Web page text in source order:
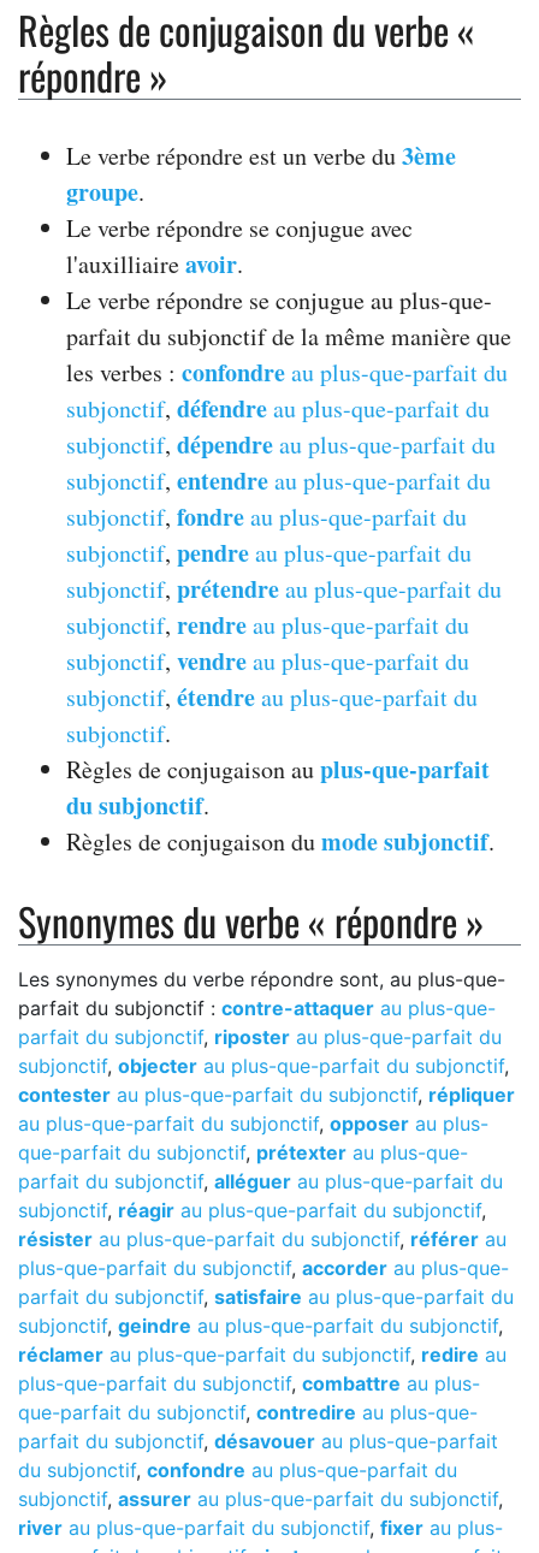
Règles de conjugaison du verbe «
répondre »
Le verbe répondre est un verbe du3ème
groupe.
Le verbe répondre se conjugue avec
l'auxilliaireavoir.
Le verbe répondre se conjugue au plus-que-
parfait du subjonctif de la même manière que
les verbes : confondreau plus-que-parfait du
subjonctif, défendreau plus-que-parfait du
subjonctif, dépendreau plus-que-parfait du
subjonctif, entendreau plus-que-parfait du
subjonctif, fondreau plus-que-parfait du
subjonctif, pendreau plus-que-parfait du
subjonctif, prétendreau plus-que-parfait du
subjonctif, rendreau plus-que-parfait du
subjonctif, vendreau plus-que-parfait du
subjonctif, étendreau plus-que-parfait du
subjonctif.
Règles de conjugaison auplus-que-parfait
du subjonctif.
Règles de conjugaison dumode subjonctif.
Synonymes du verbe « répondre »
Les synonymes du verbe répondre sont, au plus-que-
parfait du subjonctif : contre-attaquer au plus-que-
parfait du subjonctif, riposter au plus-que-parfait du
subjonctif, objecter au plus-que-parfait du subjonctif,
contester au plus-que-parfait du subjonctif, répliquer
au plus-que-parfait du subjonctif, opposer au plus-
que-parfait du subjonctif, prétexter au plus-que-
parfait du subjonctif, alléguer au plus-que-parfait du
subjonctif, réagir au plus-que-parfait du subjonctif,
résister au plus-que-parfait du subjonctif, référer au
plus-que-parfait du subjonctif, accorder au plus-que-
parfait du subjonctif, satisfaire au plus-que-parfait du
subjonctif, geindre au plus-que-parfait du subjonctif,
réclamer au plus-que-parfait du subjonctif, redire au
plus-que-parfait du subjonctif, combattre au plus-
que-parfait du subjonctif, contredire au plus-que-
parfait du subjonctif, désavouer au plus-que-parfait
du subjonctif, confondre au plus-que-parfait du
subjonctif, assurer au plus-que-parfait du subjonctif,
river au plus-que-parfait du subjonctif, fixer au plus-